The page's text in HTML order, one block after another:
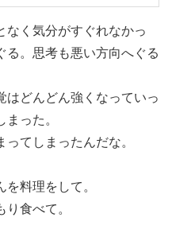
なく気分がすぐれなかっ
る。思考も悪い方向へぐる
はどんどん強くなっていっ
った。
てしまったんだな。
料理をして。
食べて。